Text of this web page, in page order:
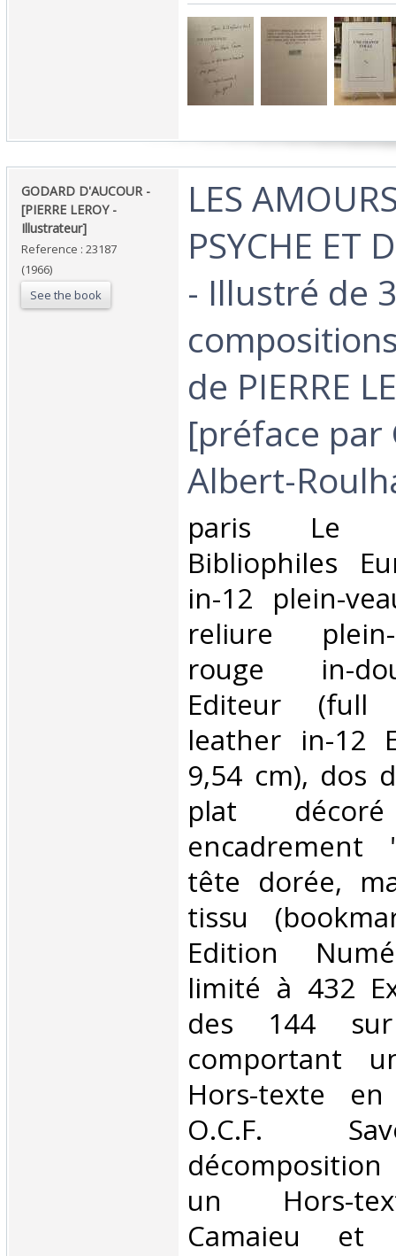
‎GODARD D'AUCOUR -
[PIERRE LEROY -
Illustrateur]‎
Reference : 23187
(1966)
See the book
‎LES
PSYCHE ET
- Illustré de
de PIERRE
[préface par
Albert-
‎paris Le
Bibliophiles
in-12 plein-
reliure
rouge in-
Editeur (full
leather in-12
9,54 cm), dos
plat
encadrement
tête dorée,
tissu
Edition
limité à 432
des 144
comportant
Hors-texte
O.C.F.
un Hors-
Camaieu et